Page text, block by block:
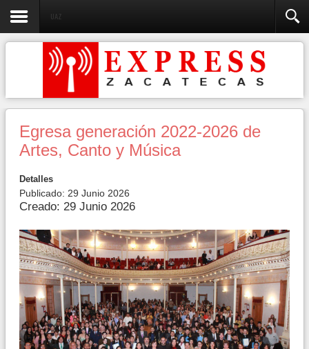
UAZ
Egresa generación 2022-2026 de
Artes, Canto y Música
Detalles
Publicado: 29 Junio 2026
Creado: 29 Junio 2026